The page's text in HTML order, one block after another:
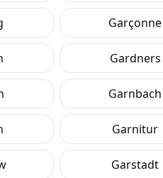
Garçonne
Gardners
Garnbach
Garnitur
Garstadt